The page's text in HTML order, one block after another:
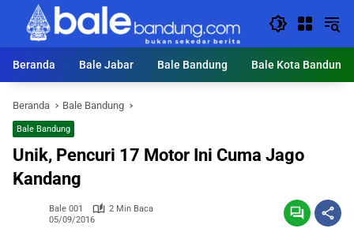
Langsung
konten
Beranda
Bale Jabar Bale Bandung Bale Kota Bandung
Beranda Bale Bandung
Bale Bandung
Unik, Pencuri 17 Motor Ini Cuma Jago
Kandang
Bale 001
2 Min Baca
05/09/2016